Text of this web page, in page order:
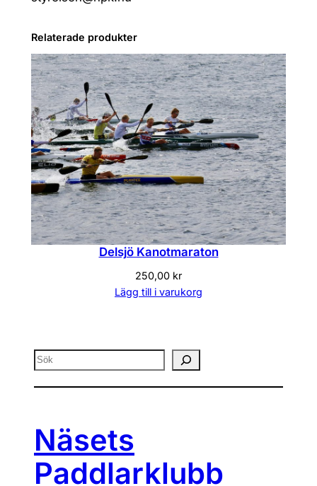
m
ä
n
g
d
Relaterade produkter
Delsjö Kanotmaraton
250,00 kr
Lägg till i varukorg
Sök
Näsets
Paddlarklubb